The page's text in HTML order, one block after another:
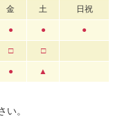
金 土 日祝
● ● ●
□ □
● ▲
い。